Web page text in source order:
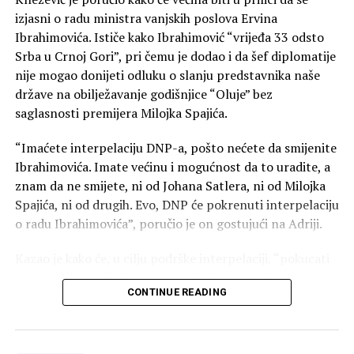
pravoslavnoj crkvi“, kazao je Mandić.
On je podsjetio na veliku ulogu pokojnog mitropolita
Amfilohija, ističući njegov nemjerljiv doprinos očuvanju
sabornosti i duhovnosti Crne Gore.
„Da li danas mi, potomci velikih ljudi koji su znali da se
krenemo naprijed – moramo“, poručio je Mandić.
Naša današnja Fundina, kazao je, jeste borba za uspješno
i srećno društvo.
izjasni o radu ministra vanjskih poslova Ervina
Ibrahimovića. Ističe kako Ibrahimović “vrijeđa 33 odsto
Srba u Crnoj Gori”, pri čemu je dodao i da šef diplomatije
nije mogao donijeti odluku o slanju predstavnika naše
države na obilježavanje godišnjice “Oluje” bez
saglasnosti premijera Milojka Spajića.
“Imaćete interpelaciju DNP-a, pošto nećete da smijenite
Ibrahimovića. Imate većinu i mogućnost da to uradite, a
znam da ne smijete, ni od Johana Satlera, ni od Milojka
Spajića, ni od drugih. Evo, DNP će pokrenuti interpelaciju
o radu Ibrahimovića”, poručio je on gostujući na Adriji.
na vrata poslaničkih klubova svih doskorašnjih
koalicionih partnera”.
“Ovo nije prvi put da mi trpimo nacionalna poniženja od
strane Ministarstva vanjskih poslova, a da svi ćute, pri
CONTINUE READING